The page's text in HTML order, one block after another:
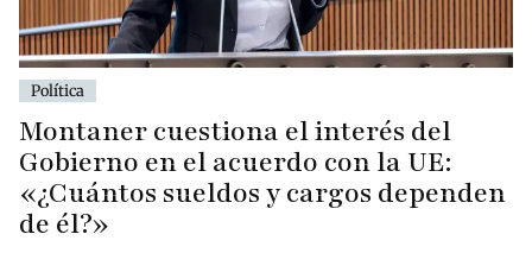
Política
Montaner cuestiona el interés del
Gobierno en el acuerdo con la UE:
«¿Cuántos sueldos y cargos dependen
de él?»